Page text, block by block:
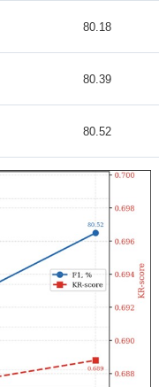
80.18
80.39
80.52